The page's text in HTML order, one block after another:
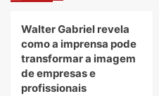
Walter Gabriel revela
como a imprensa pode
transformar a imagem
de empresas e
profissionais